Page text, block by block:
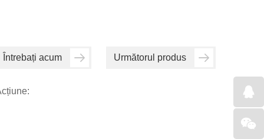
Întrebați acum Următorul produs